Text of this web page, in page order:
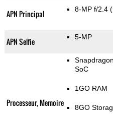
APN Principal 8-MP f/2.4
APN Selfie 5-MP
Processeur, Memoire
SoC
1GO RAM
8GO